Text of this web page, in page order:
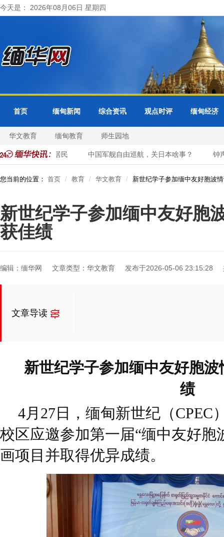
今天是： 2026年08月06日 星期四
首页 缅甸新闻 综合资讯 观点时评 缅甸经济
华文教育 缅甸教育 师生园地
紧急疏散周边居民 中国军舰自由巡航，关日本啥事？ 钟
您当前的位置： 首页 教育 华文教育 新世纪学子参加缅中友好胞波
新世纪学子参加缅中友好胞
获佳绩
编辑：缅华网 文章类型：华文教育 发布于2026-05-06 23:15:28
文章导读
新世纪学子参加缅中友好胞
绩
4月27日，缅甸新世纪（CPEC
校区应邀参加第一届“缅中友好胞
画项目并取得优异成绩。